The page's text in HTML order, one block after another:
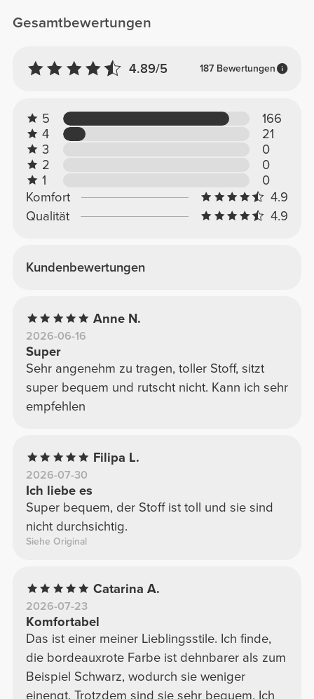
Gesamtbewertungen
4.89/5 187 Bewertungen
5
166
4
21
3
0
2
0
1
0
Komfort
4.9
Qualität
4.9
Kundenbewertungen
Anne N.
2026-06-16
Super
Sehr angenehm zu tragen, toller Stoff, sitzt
super bequem und rutscht nicht. Kann ich sehr
empfehlen
Filipa L.
2026-07-30
Ich liebe es
Super bequem, der Stoff ist toll und sie sind
nicht durchsichtig.
Siehe Original
Catarina A.
2026-07-23
Komfortabel
Das ist einer meiner Lieblingsstile. Ich finde,
die bordeauxrote Farbe ist dehnbarer als zum
Beispiel Schwarz, wodurch sie weniger
einengt. Trotzdem sind sie sehr bequem. Ich